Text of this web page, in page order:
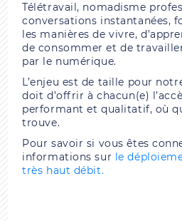
Télétravail, nomadisme
conversations instantanées,
les manières de vivre,
de consommer et de
par le numérique.
L’enjeu est de taille pour
doit d’offrir à chacun(e)
performant et qualitatif, où
trouve.
Pour savoir si vous êtes
informations sur le
très haut débit.